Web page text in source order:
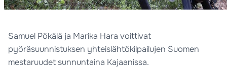
Samuel Pökälä ja Marika Hara voittivat
pyöräsuunnistuksen yhteislähtökilpailujen Suomen
mestaruudet sunnuntaina Kajaanissa.